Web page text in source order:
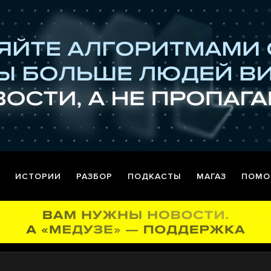
ИСТОРИИ РАЗБОР ПОДКАСТЫ МАГАЗ